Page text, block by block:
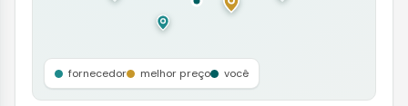
fornecedor melhor preço você